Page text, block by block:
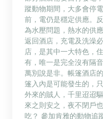
蹤動物期間，大多會停
前，電仍是穩定供應。
為水壓問題，熱水的供
返回酒店，充電及洗澡
店，是其中一大特色，
有，唯一是完全沒有隔
萬別說是非。帳篷酒店
篷入內是可能發生的，
外來的賊人，千里迢迢
來之則安之，夜不閉戶
吃？ 參加肯雅的動物追